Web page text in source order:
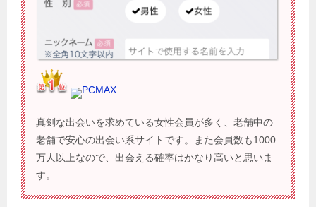
PCMAX
真剣な出会いを求めている女性会員が多く、老舗中の
老舗で安心の出会い系サイトです。また会員数も1000
万人以上なので、出会える確率はかなり高いと思いま
す。